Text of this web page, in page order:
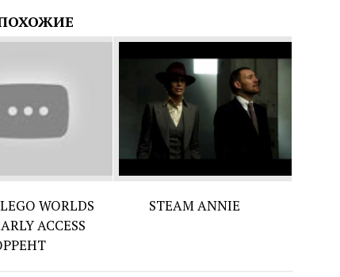
WORLDS
ACCESS
STEAM ANNIE